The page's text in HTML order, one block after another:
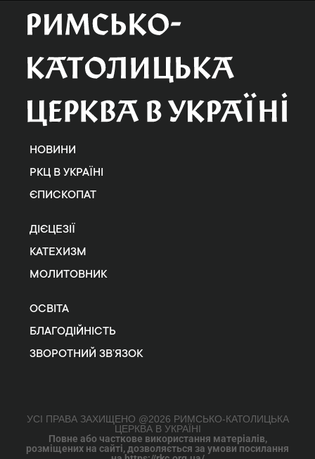
НОВИНИ
РКЦ В УКРАЇНІ
ЄПИСКОПАТ
ДІЄЦЕЗІЇ
КАТЕХИЗМ
МОЛИТОВНИК
ОСВІТА
БЛАГОДІЙНІСТЬ
ЗВОРОТНИЙ ЗВ’ЯЗОК
УСІ ПРАВА ЗАХИЩЕНО @2026 РИМСЬКО-КАТОЛИЦЬКА
ЦЕРКВА В УКРАЇНІ
Повне або часткове використання матеріалів,
розміщених на сайті, дозволяється за умови посилання